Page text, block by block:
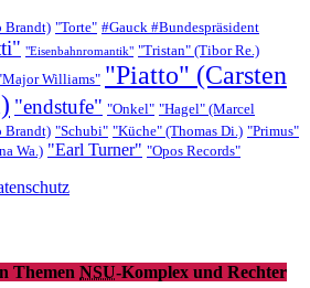
Brandt) "Torte" #Gauck #Bundespräsident
"Eisenbahnromantik" "Tristan" (Tibor Re.)
Williams" "Piatto" (Carsten
"endstufe" "Onkel" "Hagel" (Marcel
Brandt) "Schubi" "Küche" (Thomas Di.) "Primus"
Wa.) "Earl Turner" "Opos Records"
Themen NSU-Komplex und Rechter